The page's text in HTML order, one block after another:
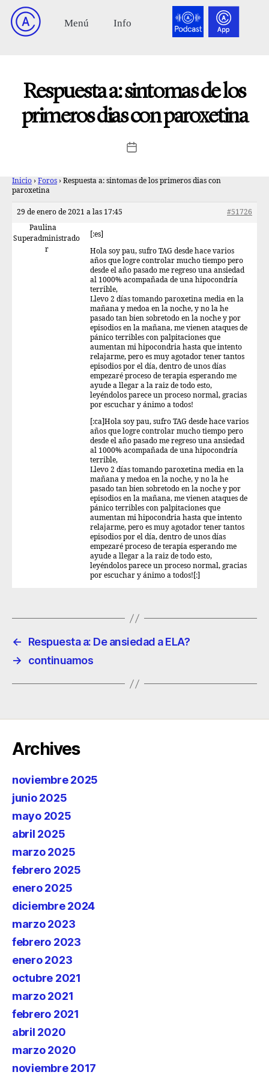
Respuesta a: sintomas de los
primeros dias con paroxetina
Inicio › Foros › Respuesta a: sintomas de los primeros dias con
paroxetina
29 de enero de 2021 a las 17:45
#51726
Paulina
Superadministrado
r
[:es]
Hola soy pau, sufro TAG desde hace varios
años que logre controlar mucho tiempo pero
desde el año pasado me regreso una ansiedad
al 1000% acompañada de una hipocondría
terrible,
Llevo 2 días tomando paroxetina media en la
mañana y medoa en la noche, y no la he
pasado tan bien sobretodo en la noche y por
episodios en la mañana, me vienen ataques de
pánico terribles con palpitaciones que
aumentan mi hipocondria hasta que intento
relajarme, pero es muy agotador tener tantos
episodios por el día, dentro de unos días
empezaré proceso de terapia esperando me
ayude a llegar a la raiz de todo esto,
leyéndolos parece un proceso normal, gracias
por escuchar y ánimo a todos!
[:ca]Hola soy pau, sufro TAG desde hace varios
años que logre controlar mucho tiempo pero
desde el año pasado me regreso una ansiedad
al 1000% acompañada de una hipocondría
terrible,
Llevo 2 días tomando paroxetina media en la
mañana y medoa en la noche, y no la he
pasado tan bien sobretodo en la noche y por
episodios en la mañana, me vienen ataques de
pánico terribles con palpitaciones que
aumentan mi hipocondria hasta que intento
relajarme, pero es muy agotador tener tantos
episodios por el día, dentro de unos días
empezaré proceso de terapia esperando me
ayude a llegar a la raiz de todo esto,
leyéndolos parece un proceso normal, gracias
por escuchar y ánimo a todos![:]
←
Respuesta a: De ansiedad a ELA?
→
continuamos
Archives
noviembre 2025
junio 2025
mayo 2025
abril 2025
marzo 2025
febrero 2025
enero 2025
diciembre 2024
marzo 2023
febrero 2023
enero 2023
octubre 2021
marzo 2021
febrero 2021
abril 2020
marzo 2020
noviembre 2017